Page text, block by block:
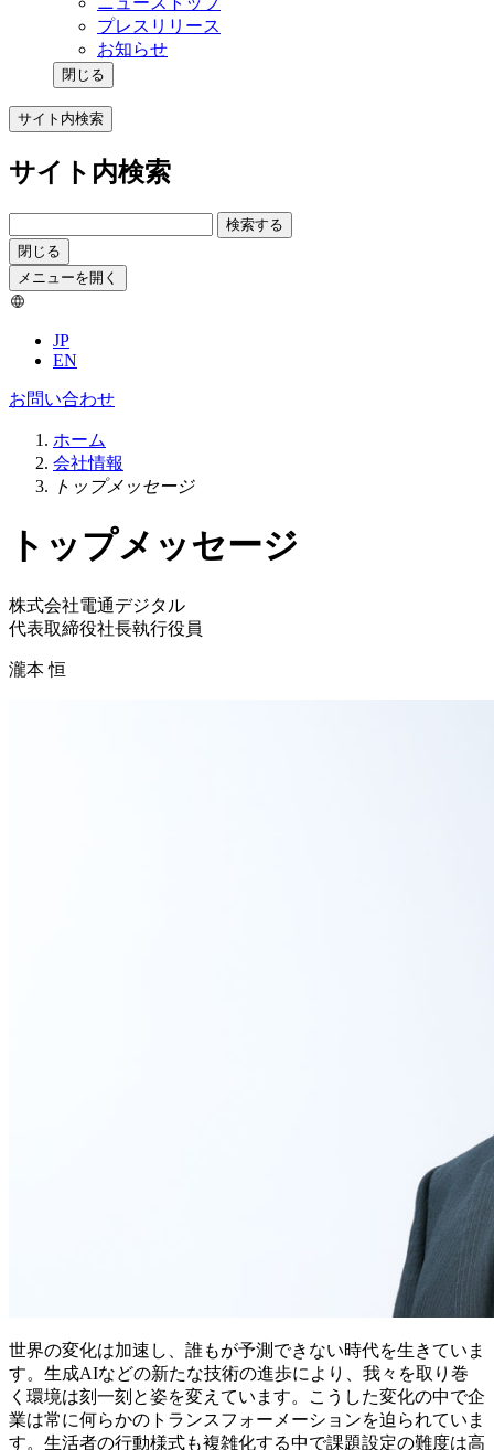
プレスリリース
お知らせ
閉じる
サイト内検索
サイト内検索
検索する
閉じる
メニューを開く
JP
EN
お問い合わせ
ホーム
会社情報
トップメッセージ
トップメッセージ
株式会社電通デジタル
代表取締役社長執行役員
瀧本 恒
世界の変化は加速し、誰もが予測できない時代を生きていま
す。生成AIなどの新たな技術の進歩により、我々を取り巻
く環境は刻一刻と姿を変えています。こうした変化の中で企
業は常に何らかのトランスフォーメーションを迫られていま
す。生活者の行動様式も複雑化する中で課題設定の難度は高